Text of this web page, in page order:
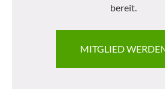
bereit.
MITGLIED